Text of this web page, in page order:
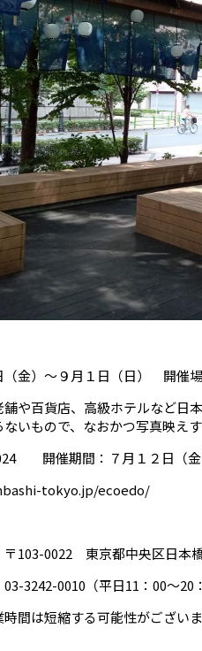
（金）～９月１日（日） 開催
や百貨店、高級ホテルなど日
いもので、なおかつ写真映え
開催期間：７月１２日（金
tokyo.jp/ecoedo/
103-0022 東京都中央区日本
（平日11：00～20：00
する可能性がございま